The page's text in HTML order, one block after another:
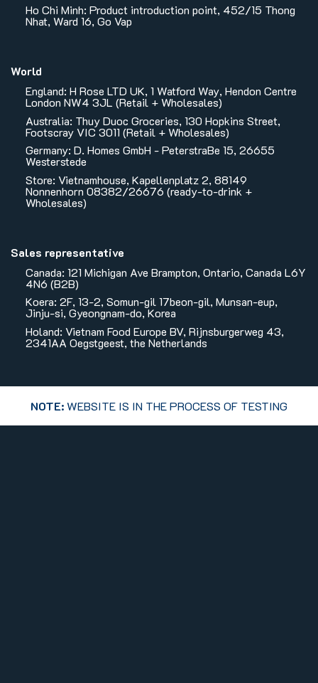
Ho Chi Minh: Product introduction point, 452/15 Thong
Nhat, Ward 16, Go Vap
World
England: H Rose LTD UK, 1 Watford Way, Hendon Centre
London NW4 3JL (Retail + Wholesales)
Australia: Thuy Duoc Groceries, 130 Hopkins Street,
Footscray VIC 3011 (Retail + Wholesales)
Germany: D. Homes GmbH - PeterstraBe 15, 26655
Westerstede
Store: Vietnamhouse, Kapellenplatz 2, 88149
Nonnenhorn 08382/26676 (ready-to-drink +
Wholesales)
Sales representative
Canada: 121 Michigan Ave Brampton, Ontario, Canada L6Y
4N6 (B2B)
Koera: 2F, 13-2, Somun-gil 17beon-gil, Munsan-eup,
Jinju-si, Gyeongnam-do, Korea
Holand: Vietnam Food Europe BV, Rijnsburgerweg 43,
2341AA Oegstgeest, the Netherlands
NOTE:WEBSITE IS IN THE PROCESS OF TESTING